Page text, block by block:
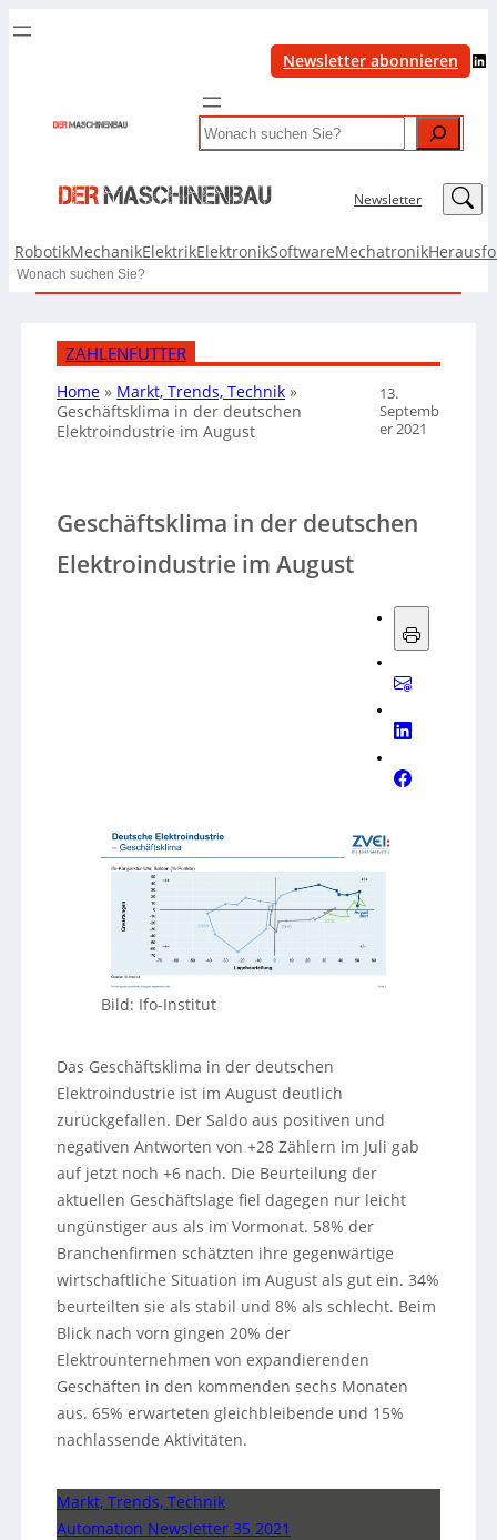
Newsletter abonnieren LinkedIn
Search
Newsletter LinkedIn
RobotikMechanikElektrikElektronikSoftwareMechatronik
Search
ZAHLENFUTTER
Home » Markt, Trends, Technik »
Geschäftsklima in der deutschen
Elektroindustrie im August
13.
Septemb
er 2021
Geschäftsklima in der deutschen
Elektroindustrie im August
Bild: Ifo-Institut
Das Geschäftsklima in der deutschen
Elektroindustrie ist im August deutlich
zurückgefallen. Der Saldo aus positiven und
negativen Antworten von +28 Zählern im Juli gab
auf jetzt noch +6 nach. Die Beurteilung der
aktuellen Geschäftslage fiel dagegen nur leicht
ungünstiger aus als im Vormonat. 58% der
Branchenfirmen schätzten ihre gegenwärtige
wirtschaftliche Situation im August als gut ein. 34%
beurteilten sie als stabil und 8% als schlecht. Beim
Blick nach vorn gingen 20% der
Elektrounternehmen von expandierenden
Geschäften in den kommenden sechs Monaten
aus. 65% erwarteten gleichbleibende und 15%
nachlassende Aktivitäten.
Markt, Trends, Technik
Automation Newsletter 35 2021